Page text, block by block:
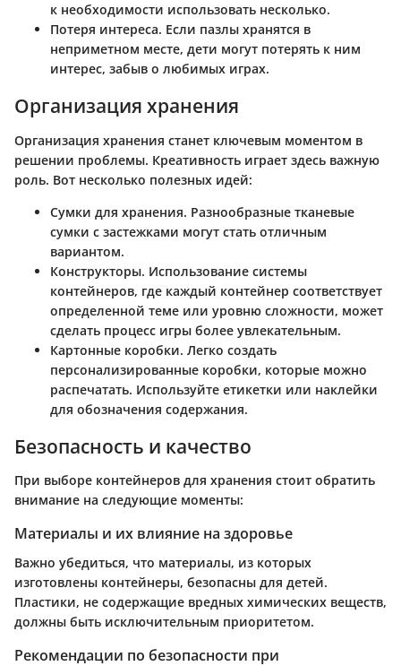
к необходимости использовать несколько.
Потеря интереса. Если пазлы хранятся в
неприметном месте, дети могут потерять к ним
интерес, забыв о любимых играх.
Организация хранения
Организация хранения станет ключевым моментом в
решении проблемы. Креативность играет здесь важную
роль. Вот несколько полезных идей:
Сумки для хранения. Разнообразные тканевые
сумки с застежками могут стать отличным
вариантом.
Конструкторы. Использование системы
контейнеров, где каждый контейнер соответствует
определенной теме или уровню сложности, может
сделать процесс игры более увлекательным.
Картонные коробки. Легко создать
персонализированные коробки, которые можно
распечатать. Используйте етикетки или наклейки
для обозначения содержания.
Безопасность и качество
При выборе контейнеров для хранения стоит обратить
внимание на следующие моменты:
Материалы и их влияние на здоровье
Важно убедиться, что материалы, из которых
изготовлены контейнеры, безопасны для детей.
Пластики, не содержащие вредных химических веществ,
должны быть исключительным приоритетом.
Рекомендации по безопасности при